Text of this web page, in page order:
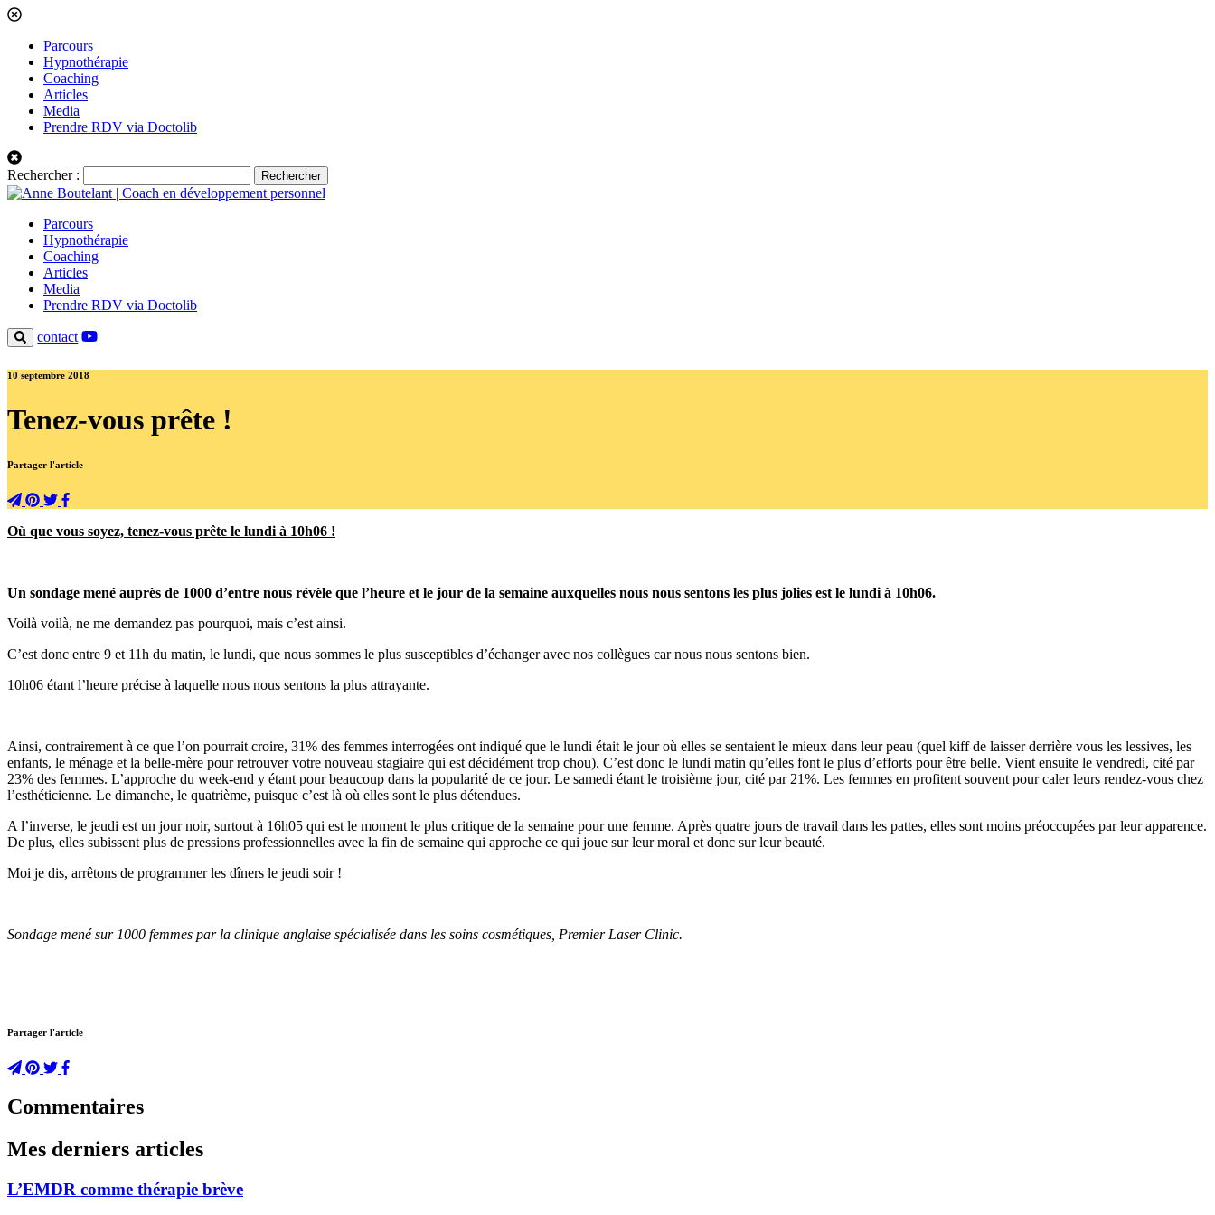
Parcours
Hypnothérapie
Coaching
Articles
Media
Prendre RDV via Doctolib
Rechercher :
Parcours
Hypnothérapie
Coaching
Articles
Media
Prendre RDV via Doctolib
contact
10 septembre 2018
Tenez-vous prête !
Partager l'article
Où que vous soyez, tenez-vous prête le lundi à 10h06 !
Un sondage mené auprès de 1000 d’entre nous révèle que l’heure et le jour de la semaine auxquelles nous nous sentons les plus jolies est le lundi à 10h06.
Voilà voilà, ne me demandez pas pourquoi, mais c’est ainsi.
C’est donc entre 9 et 11h du matin, le lundi, que nous sommes le plus susceptibles d’échanger avec nos collègues car nous nous sentons bien.
10h06 étant l’heure précise à laquelle nous nous sentons la plus attrayante.
Ainsi, contrairement à ce que l’on pourrait croire, 31% des femmes interrogées ont indiqué que le lundi était le jour où elles se sentaient le mieux dans leur peau (quel kiff de laisser derrière vous les lessives, les
enfants, le ménage et la belle-mère pour retrouver votre nouveau stagiaire qui est décidément trop chou). C’est donc le lundi matin qu’elles font le plus d’efforts pour être belle. Vient ensuite le vendredi, cité par
23% des femmes. L’approche du week-end y étant pour beaucoup dans la popularité de ce jour. Le samedi étant le troisième jour, cité par 21%. Les femmes en profitent souvent pour caler leurs rendez-vous chez
l’esthéticienne. Le dimanche, le quatrième, puisque c’est là où elles sont le plus détendues.
A l’inverse, le jeudi est un jour noir, surtout à 16h05 qui est le moment le plus critique de la semaine pour une femme. Après quatre jours de travail dans les pattes, elles sont moins préoccupées par leur apparence.
De plus, elles subissent plus de pressions professionnelles avec la fin de semaine qui approche ce qui joue sur leur moral et donc sur leur beauté.
Moi je dis, arrêtons de programmer les dîners le jeudi soir !
Sondage mené sur 1000 femmes par la clinique anglaise spécialisée dans les soins cosmétiques, Premier Laser Clinic.
Partager l'article
Commentaires
Mes derniers articles
L’EMDR comme thérapie brève